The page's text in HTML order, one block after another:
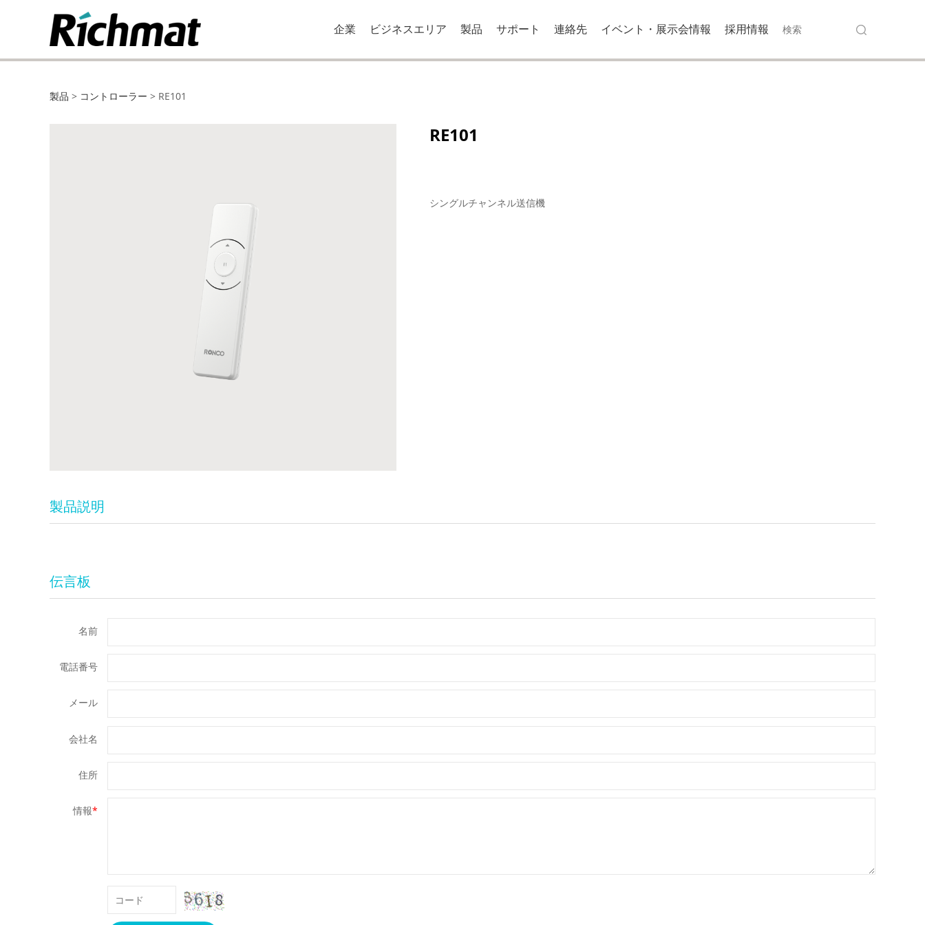
企業 ビジネスエリア 製品 サポート 連絡先 イベント・展示会情報 採用情報
RE101
製品 > コントローラー > RE101
RE101
シングルチャンネル送信機
製品説明
伝言板
名前
電話番号
メール
会社名
住所
情報*